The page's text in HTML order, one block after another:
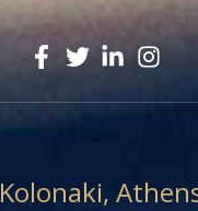
Kolonaki,